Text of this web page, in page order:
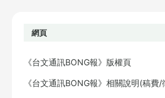
網頁
《台文通訊BONG報》版權頁
《台文通訊BONG報》相關說明(稿費